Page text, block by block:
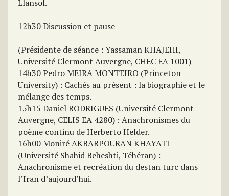
Llansol.
12h30 Discussion et pause
(Présidente de séance : Yassaman KHAJEHI,
Université Clermont Auvergne, CHEC EA 1001)
14h30 Pedro MEIRA MONTEIRO (Princeton
University) : Cachés au présent : la biographie et le
mélange des temps.
15h15 Daniel RODRIGUES (Université Clermont
Auvergne, CELIS EA 4280) : Anachronismes du
poème continu de Herberto Helder.
16h00 Moniré AKBARPOURAN KHAYATI
(Université Shahid Beheshti, Téhéran) :
Anachronisme et recréation du destan turc dans
l’Iran d’aujourd’hui.